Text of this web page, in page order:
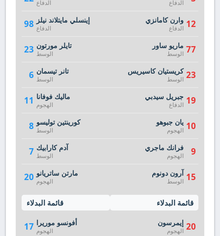
الدفاع
98 إينسلي مايتلاند نيلز
الدفاع
23 تايلر مورتون
الوسط
6 تانر تيسمان
الوسط
11 ماليك فوفانا
الهجوم
8 كورينتين توليسو
الوسط
7 آدم كارابيك
الوسط
20 مارتن ساتريانو
الهجوم
قائمة البدلاء
17 أفونسو موريرا
الهجوم
الدفاع
12 وارن كامانزي
الدفاع
77 ماريو ساور
الوسط
23 كريستيان كاسيريس
الوسط
19 جبريل سيدبي
الدفاع
10 يان جبوهو
الهجوم
9 فرانك ماجري
الهجوم
15 آرون دونوم
الوسط
قائمة البدلاء
20 إيمرسون
الهجوم